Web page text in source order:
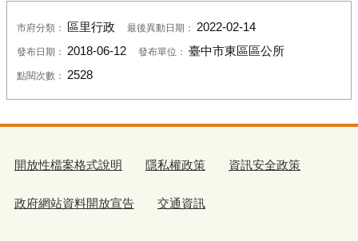
市府分類： 區里行政 最後異動日期： 2022-02-14
發布日期： 2018-06-12 發布單位： 臺中市東區區公所
點閱次數： 2528
開放性檔案格式說明 隱私權政策 資訊安全政策
政府網站資料開放宣告 交通資訊